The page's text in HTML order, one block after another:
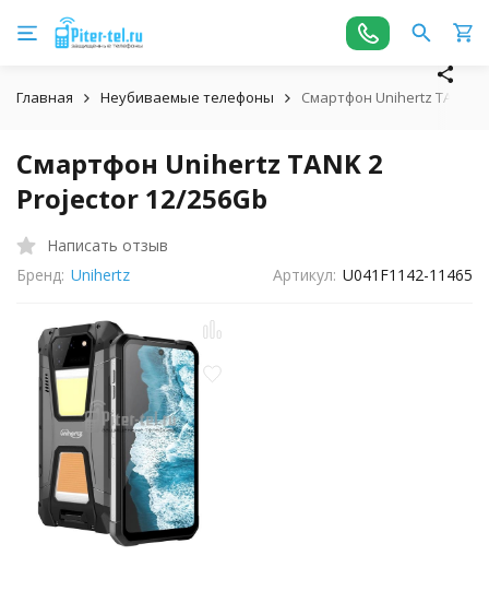
Главная Неубиваемые телефоны Смартфон Unihertz TANK 2
Смартфон Unihertz TANK 2
Projector 12/256Gb
Написать отзыв
Бренд: Unihertz Артикул: U041F1142-11465